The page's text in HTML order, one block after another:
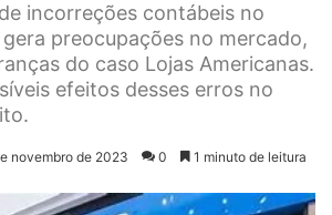
incorreções contábeis no
preocupações no mercado,
do caso Lojas Americanas.
efeitos desses erros no
novembro de 2023 0 1 minuto de leitura